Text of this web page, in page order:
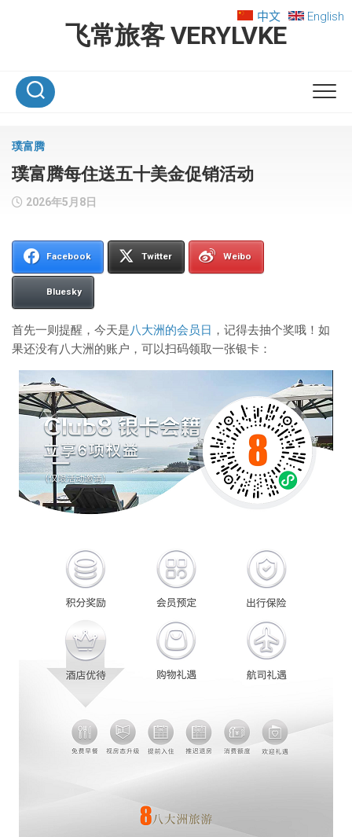
飞常旅客 VERYLVKE
中文 English
璞富腾
璞富腾每住送五十美金促销活动
2026年5月8日
Facebook Twitter Weibo
Bluesky
首先一则提醒，今天是八大洲的会员日 ，记得去抽个奖哦！如
果还没有八大洲的账户，可以扫码领取一张银卡：